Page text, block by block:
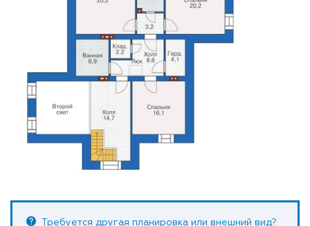
Требуется другая планировка или внешний вид?